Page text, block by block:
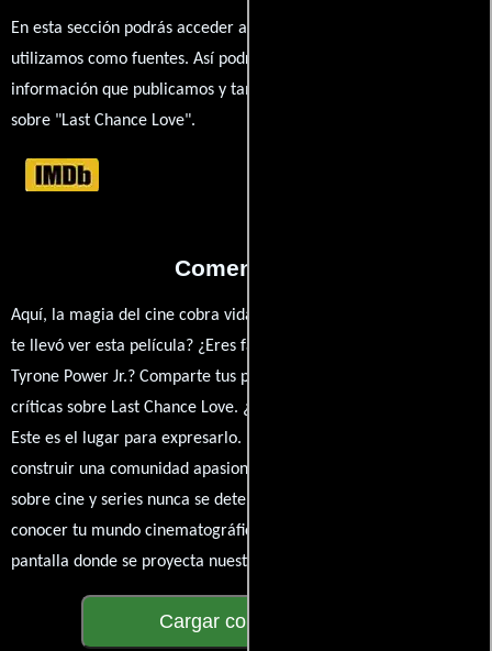
En esta sección podrás acceder a los recursos externos que
utilizamos como fuentes. Así podrás chequear toda la
información que publicamos y también ampliar tu conocimiento
sobre "Last Chance Love".
Comentarios
Aquí, la magia del cine cobra vida a través de tus opiniones. ¿Qué
te llevó ver esta película? ¿Eres fan de Ankie Lau, Ankie Lau o
Tyrone Power Jr.? Comparte tus pensamientos, emociones y
críticas sobre Last Chance Love. ¿Te hizo reír, llorar o reflexionar?
Este es el lugar para expresarlo. ¡No te guardes nada! Queremos
construir una comunidad apasionada donde la conversación
sobre cine y series nunca se detenga. Únete a la charla y déjanos
conocer tu mundo cinematográfico. ¡Los comentarios son la
pantalla donde se proyecta nuestra diversidad de opiniones!
Cargar comentarios